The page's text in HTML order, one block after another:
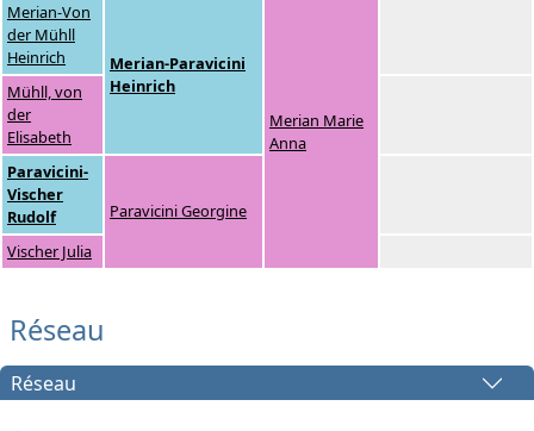
Merian-Von
der Mühll
Heinrich
Merian-Paravicini
Heinrich
Merian Marie
Anna
Mühll, von
der
Elisabeth
Paravicini-
Vischer
Rudolf
Paravicini Georgine
Vischer Julia
Réseau
Réseau